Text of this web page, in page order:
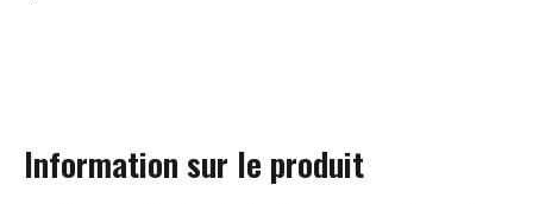
Information sur le produit